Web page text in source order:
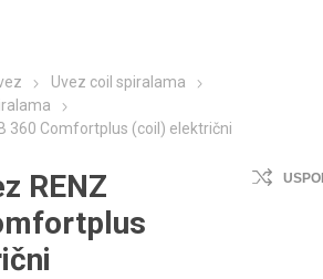
Uvez coil spiralama
360 Comfortplus (coil) električni
RENZ